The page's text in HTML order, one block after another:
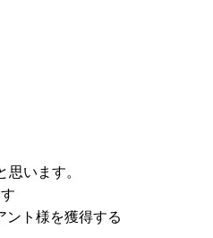
います。
ント様を獲得する